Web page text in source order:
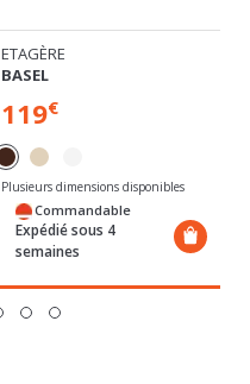
ETAGÈRE
BASEL
119€
Plusieurs dimensions disponibles
Commandable
Expédié sous 4
semaines